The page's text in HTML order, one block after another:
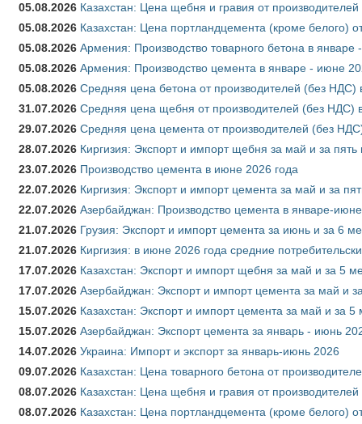
05.08.2026 Казахстан: Цена щебня и гравия от
05.08.2026 Казахстан: Цена портландцемента (кроме белого)
05.08.2026 Армения: Производство товарного бетона в январе
05.08.2026 Армения: Производство цемента в январе - июне
05.08.2026 Средняя цена бетона от производителей (без НДС)
31.07.2026 Средняя цена щебня от производителей (без НДС)
29.07.2026 Средняя цена цемента от производителей (без
28.07.2026 Киргизия: Экспорт и импорт щебня за май и за
23.07.2026 Производство цемента в июне 2026 года
22.07.2026 Киргизия: Экспорт и импорт цемента за май и за
22.07.2026 Азербайджан: Производство цемента в январе-
21.07.2026 Грузия: Экспорт и импорт цемента за июнь и за 6
21.07.2026 Киргизия: в июне 2026 года средние
17.07.2026 Казахстан: Экспорт и импорт щебня за май и за 5
17.07.2026 Азербайджан: Экспорт и импорт цемента за май и
15.07.2026 Казахстан: Экспорт и импорт цемента за май и за
15.07.2026 Азербайджан: Экспорт цемента за январь - июнь
14.07.2026 Украина: Импорт и экспорт за январь-июнь 2026
09.07.2026 Казахстан: Цена товарного бетона от
08.07.2026 Казахстан: Цена щебня и гравия от
08.07.2026 Казахстан: Цена портландцемента (кроме белого)